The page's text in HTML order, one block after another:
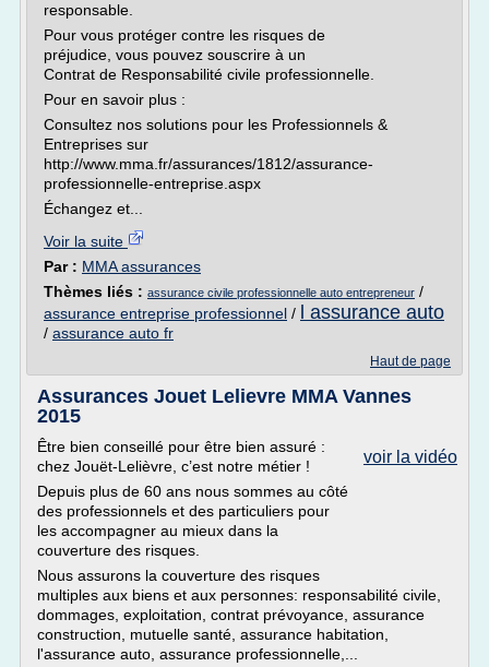
responsable.
Pour vous protéger contre les risques de
préjudice, vous pouvez souscrire à un
Contrat de Responsabilité civile professionnelle.
Pour en savoir plus :
Consultez nos solutions pour les Professionnels &
Entreprises sur
http://www.mma.fr/assurances/1812/assurance-
professionnelle-entreprise.aspx
Échangez et...
Voir la suite
Par : MMA assurances
Thèmes liés : assurance civile professionnelle auto entrepreneur /
assurance entreprise professionnel / l assurance auto
/ assurance auto fr
Haut de page
Assurances Jouet Lelievre MMA Vannes
2015
voir la vidéo
Être bien conseillé pour être bien assuré :
chez Jouët-Lelièvre, c’est notre métier !
Depuis plus de 60 ans nous sommes au côté
des professionnels et des particuliers pour
les accompagner au mieux dans la
couverture des risques.
Nous assurons la couverture des risques
multiples aux biens et aux personnes: responsabilité civile,
dommages, exploitation, contrat prévoyance, assurance
construction, mutuelle santé, assurance habitation,
l'assurance auto, assurance professionnelle,...